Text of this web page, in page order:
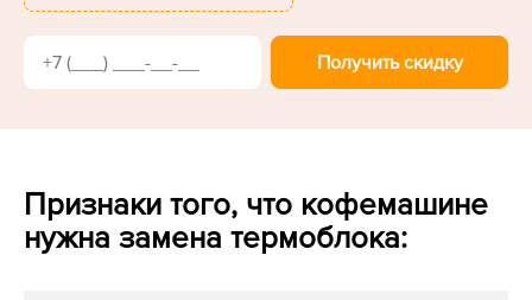
Получить скидку
Признаки того, что кофемашине
нужна замена термоблока: